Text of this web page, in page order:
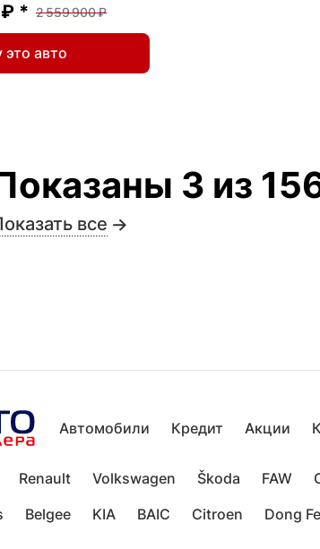
* 2 559 900 ₽
это авто
3 из
все
Автомобили Кредит Акции
Renault Volkswagen Škoda FAW
Belgee KIA BAIC Citroen Dong